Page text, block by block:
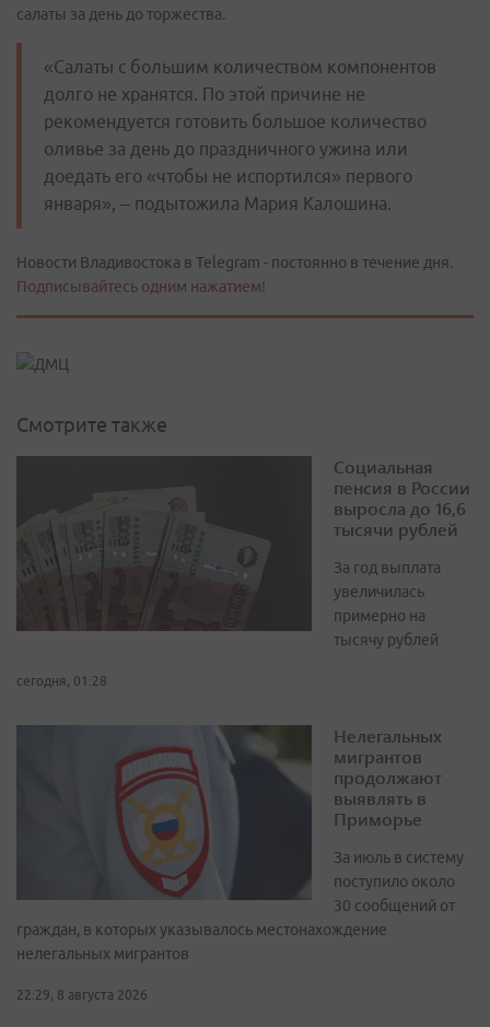
салаты за день до торжества.
«Салаты с большим количеством компонентов
долго не хранятся. По этой причине не
рекомендуется готовить большое количество
оливье за день до праздничного ужина или
доедать его «чтобы не испортился» первого
января», – подытожила Мария Калошина.
Новости Владивостока в Telegram - постоянно в течение дня.
Подписывайтесь одним нажатием!
Смотрите также
Социальная
пенсия в России
выросла до 16,6
тысячи рублей
За год выплата
увеличилась
примерно на
тысячу рублей
сегодня, 01:28
Нелегальных
мигрантов
продолжают
выявлять в
Приморье
За июль в систему
поступило около
30 сообщений от
граждан, в которых указывалось местонахождение
нелегальных мигрантов
22:29, 8 августа 2026